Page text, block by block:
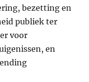
bezetting en
publiek ter
voor
en